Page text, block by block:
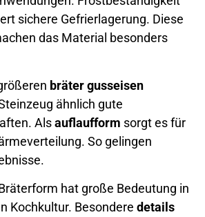
sichere Gefrierlagerung. Diese
das Material besonders
bräter gusseisen
ähnlich gute
Alsauflaufform sorgt es für
So gelingen
hat große Bedeutung in
Kochkultur. Besondere details